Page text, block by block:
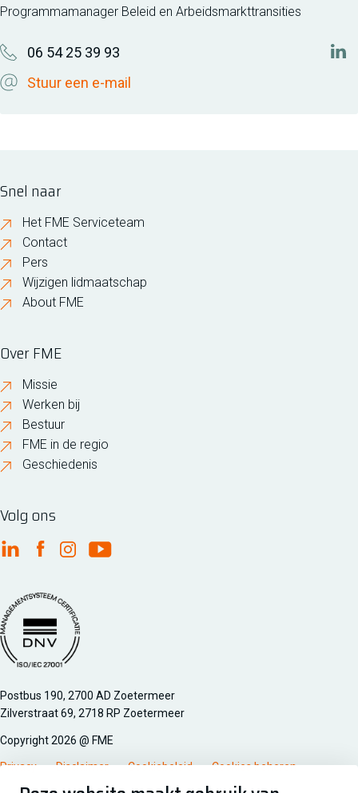
Programmamanager Beleid en Arbeidsmarkttransities
06 54 25 39 93
Stuur een e-mail
Snel naar
Het FME Serviceteam
Contact
Pers
Wijzigen lidmaatschap
About FME
Over FME
Missie
Werken bij
Bestuur
FME in de regio
Geschiedenis
Volg ons
FME Linkedin
FME Facebook
FME Instagram
FME Youtube
Managementsyteem certificatie DNV iso/iec 27001
Postbus 190, 2700 AD Zoetermeer
Zilverstraat 69, 2718 RP Zoetermeer
Copyright 2026 @ FME
Privacy Disclaimer Cookiebeleid Cookies beheren